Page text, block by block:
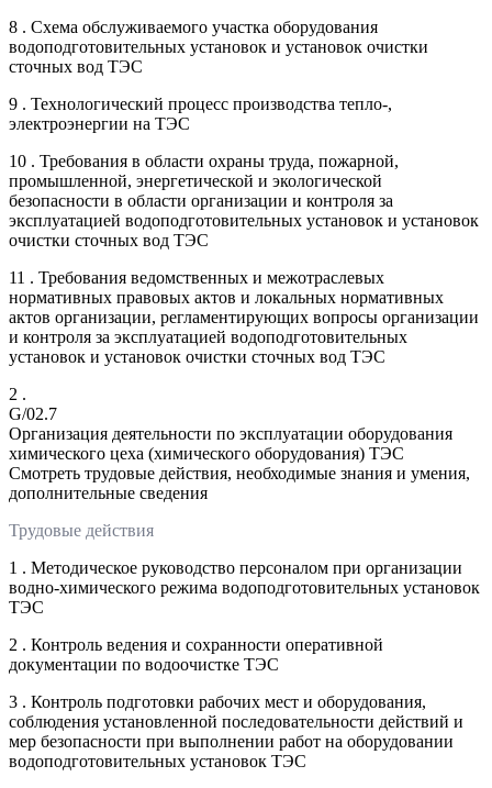
8 . Схема обслуживаемого участка оборудования
водоподготовительных установок и установок очистки
сточных вод ТЭС
9 . Технологический процесс производства тепло-,
электроэнергии на ТЭС
10 . Требования в области охраны труда, пожарной,
промышленной, энергетической и экологической
безопасности в области организации и контроля за
эксплуатацией водоподготовительных установок и установок
очистки сточных вод ТЭС
11 . Требования ведомственных и межотраслевых
нормативных правовых актов и локальных нормативных
актов организации, регламентирующих вопросы организации
и контроля за эксплуатацией водоподготовительных
установок и установок очистки сточных вод ТЭС
2 .
G/02.7
Организация деятельности по эксплуатации оборудования
химического цеха (химического оборудования) ТЭС
Смотреть трудовые действия, необходимые знания и умения,
дополнительные сведения
Трудовые действия
1 . Методическое руководство персоналом при организации
водно-химического режима водоподготовительных установок
ТЭС
2 . Контроль ведения и сохранности оперативной
документации по водоочистке ТЭС
3 . Контроль подготовки рабочих мест и оборудования,
соблюдения установленной последовательности действий и
мер безопасности при выполнении работ на оборудовании
водоподготовительных установок ТЭС